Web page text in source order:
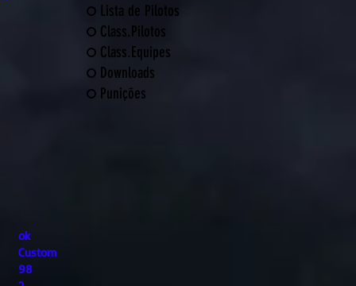
Lista de Pilotos
Class.Pilotos
Class.Equipes
Downloads
Punições
ok
Custom
98